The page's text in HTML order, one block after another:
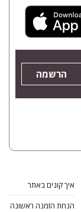
הרשמה
איך קונים באתר
הנחת הזמנה ראשונה